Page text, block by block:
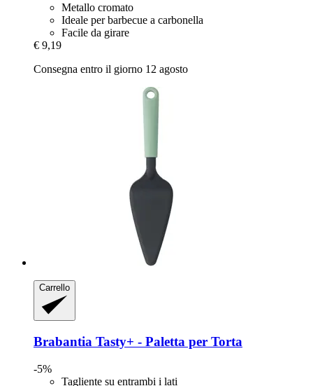
Metallo cromato
Ideale per barbecue a carbonella
Facile da girare
€ 9,19
Consegna entro il giorno 12 agosto
Carrello
Brabantia Tasty+ -​ Paletta per Torta
-5%
Tagliente su entrambi i lati